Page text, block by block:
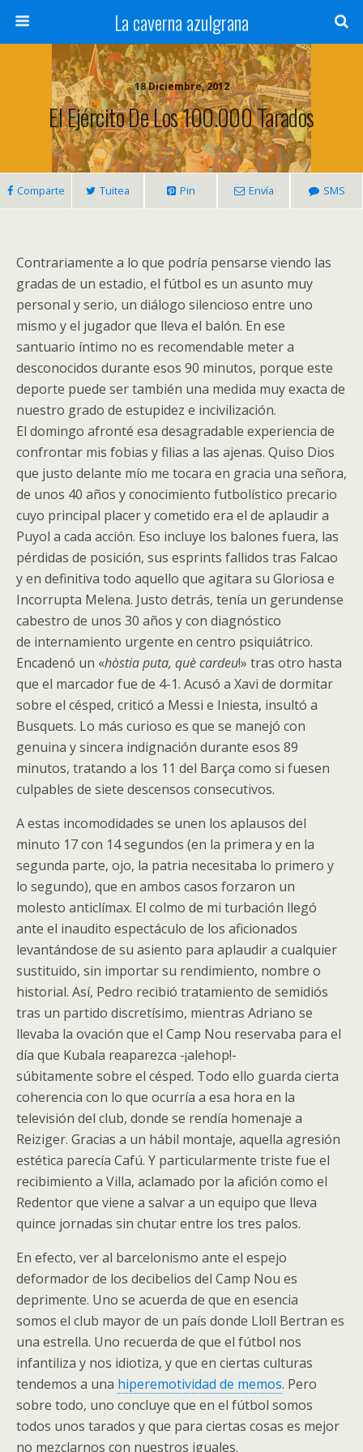
La caverna azulgrana
18 Diciembre, 2012
El Ejército De Los 100.000 Tarados
Comparte Tuitea Pin Envía SMS
Contrariamente a lo que podría pensarse viendo las
gradas de un estadio, el fútbol es un asunto muy
personal y serio, un diálogo silencioso entre uno
mismo y el jugador que lleva el balón. En ese
santuario íntimo no es recomendable meter a
desconocidos durante esos 90 minutos, porque este
deporte puede ser también una medida muy exacta de
nuestro grado de estupidez e incivilización.
El domingo afronté esa desagradable experiencia de
confrontar mis fobias y filias a las ajenas. Quiso Dios
que justo delante mío me tocara en gracia una señora,
de unos 40 años y conocimiento futbolístico precario
cuyo principal placer y cometido era el de aplaudir a
Puyol a cada acción. Eso incluye los balones fuera, las
pérdidas de posición, sus esprints fallidos tras Falcao
y en definitiva todo aquello que agitara su Gloriosa e
Incorrupta Melena. Justo detrás, tenía un gerundense
cabestro de unos 30 años y con diagnóstico
de internamiento urgente en centro psiquiátrico.
Encadenó un «hòstia puta, què cardeu!» tras otro hasta
que el marcador fue de 4-1. Acusó a Xavi de dormitar
sobre el césped, criticó a Messi e Iniesta, insultó a
Busquets. Lo más curioso es que se manejó con
genuina y sincera indignación durante esos 89
minutos, tratando a los 11 del Barça como si fuesen
culpables de siete descensos consecutivos.
A estas incomodidades se unen los aplausos del
minuto 17 con 14 segundos (en la primera y en la
segunda parte, ojo, la patria necesitaba lo primero y
lo segundo), que en ambos casos forzaron un
molesto anticlímax. El colmo de mi turbación llegó
ante el inaudito espectáculo de los aficionados
levantándose de su asiento para aplaudir a cualquier
sustituido, sin importar su rendimiento, nombre o
historial. Así, Pedro recibió tratamiento de semidiós
tras un partido discretísimo, mientras Adriano se
llevaba la ovación que el Camp Nou reservaba para el
día que Kubala reaparezca -¡alehop!-
súbitamente sobre el césped. Todo ello guarda cierta
coherencia con lo que ocurría a esa hora en la
televisión del club, donde se rendía homenaje a
Reiziger. Gracias a un hábil montaje, aquella agresión
estética parecía Cafú. Y particularmente triste fue el
recibimiento a Villa, aclamado por la afición como el
Redentor que viene a salvar a un equipo que lleva
quince jornadas sin chutar entre los tres palos.
En efecto, ver al barcelonismo ante el espejo
deformador de los decibelios del Camp Nou es
deprimente. Uno se acuerda de que en esencia
somos el club mayor de un país donde Lloll Bertran es
una estrella. Uno recuerda de que el fútbol nos
infantiliza y nos idiotiza, y que en ciertas culturas
tendemos a una hiperemotividad de memos. Pero
sobre todo, uno concluye que en el fútbol somos
todos unos tarados y que para ciertas cosas es mejor
no mezclarnos con nuestros iguales.